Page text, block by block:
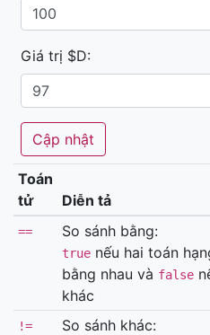
Giá trị $D:
Toán
tử
Diễn tả
== So sánh bằng:
truenếu hai toán
bằng nhau và false
khác
!=
So sánh khác: